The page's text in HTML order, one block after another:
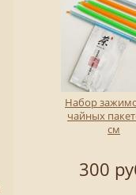
Набор
чайных
см
300